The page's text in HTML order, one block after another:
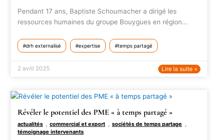
Pendant 17 ans, Baptiste Schoumacher a dirigé les
ressources humaines du groupe Bouygues en région…
drh externalisé expertise temps partagé
2 avril 2025 Lire la suite »
Révéler le potentiel des PME « à temps partagé »
actualités ,commercial et export ,sociétés de temps partage ,
témoignage intervenants